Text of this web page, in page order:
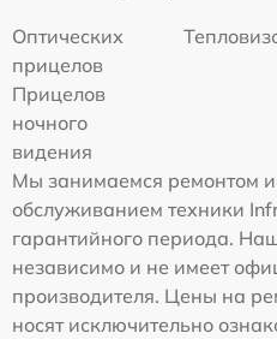
Оптических
прицелов
Прицелов
ночного
видения
Мы занимаемся ремонтом и
обслуживанием техники
гарантийного периода.
независимо и не имеет
производителя. Цены на
носят исключительно